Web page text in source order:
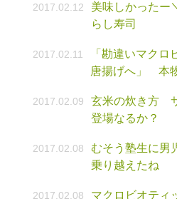
2017.02.12
美味しかった
らし寿司
2017.02.11
「勘違いマク
唐揚げへ」 本
2017.02.09
玄米の炊き方
登場なるか？
2017.02.08
むそう塾生に
乗り越えたね
2017.02.08
マクロビオテ